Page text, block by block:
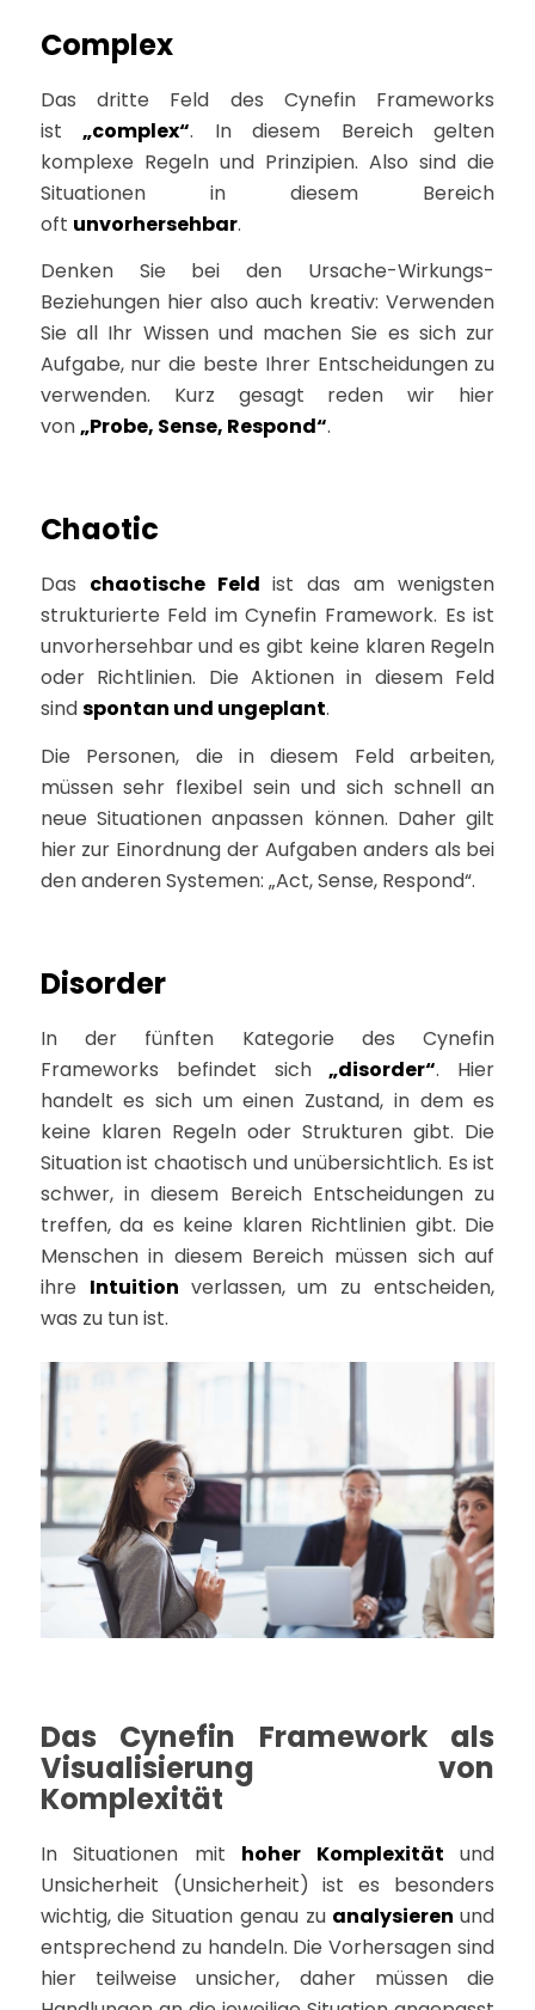
Complex
Das dritte Feld des Cynefin Frameworks
ist „complex“. In diesem Bereich gelten
komplexe Regeln und Prinzipien. Also sind die
Situationen in diesem Bereich
oft unvorhersehbar.
Denken Sie bei den Ursache-Wirkungs-
Beziehungen hier also auch kreativ: Verwenden
Sie all Ihr Wissen und machen Sie es sich zur
Aufgabe, nur die beste Ihrer Entscheidungen zu
verwenden. Kurz gesagt reden wir hier
von„Probe, Sense, Respond“.
Chaotic
Das chaotische Feld ist das am wenigsten
strukturierte Feld im Cynefin Framework. Es ist
unvorhersehbar und es gibt keine klaren Regeln
oder Richtlinien. Die Aktionen in diesem Feld
sindspontan und ungeplant.
Die Personen, die in diesem Feld arbeiten,
müssen sehr flexibel sein und sich schnell an
neue Situationen anpassen können. Daher gilt
hier zur Einordnung der Aufgaben anders als bei
den anderen Systemen: „Act, Sense, Respond“.
Disorder
In der fünften Kategorie des Cynefin
Frameworks befindet sich „disorder“. Hier
handelt es sich um einen Zustand, in dem es
keine klaren Regeln oder Strukturen gibt. Die
Situation ist chaotisch und unübersichtlich. Es ist
schwer, in diesem Bereich Entscheidungen zu
treffen, da es keine klaren Richtlinien gibt. Die
Menschen in diesem Bereich müssen sich auf
ihre Intuition verlassen, um zu entscheiden,
was zu tun ist.
Das Cynefin Framework als
Visualisierung von
Komplexität
In Situationen mit hoher Komplexität und
Unsicherheit (Unsicherheit) ist es besonders
wichtig, die Situation genau zuanalysieren und
entsprechend zu handeln. Die Vorhersagen sind
hier teilweise unsicher, daher müssen die